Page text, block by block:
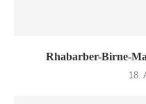
Rhabarber-Birne-
18.